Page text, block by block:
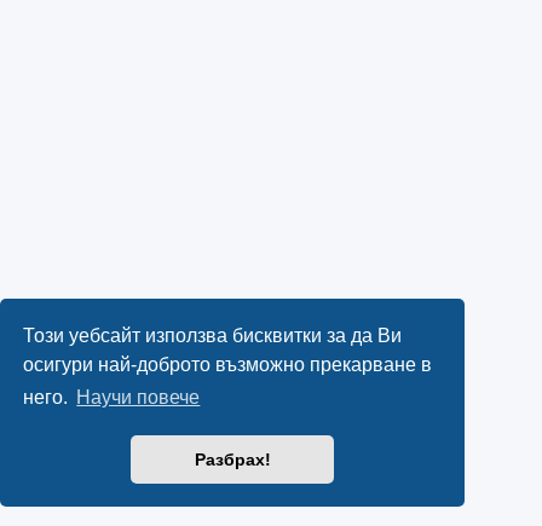
Този уебсайт използва бисквитки за да Ви
осигури най-доброто възможно прекарване в
него. Научи повече
Разбрах!